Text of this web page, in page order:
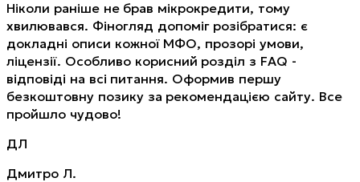
Ніколи раніше не брав мікрокредити, тому
хвилювався. Фіногляд допоміг розібратися: є
докладні описи кожної МФО, прозорі умови,
ліцензії. Особливо корисний розділ з FAQ -
відповіді на всі питання. Оформив першу
безкоштовну позику за рекомендацією сайту. Все
пройшло чудово!
ДЛ
Дмитро Л.